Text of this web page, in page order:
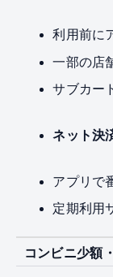
利用前に
一部の店
サブカー
ネット決
アプリで
定期利用
コンビニ少額